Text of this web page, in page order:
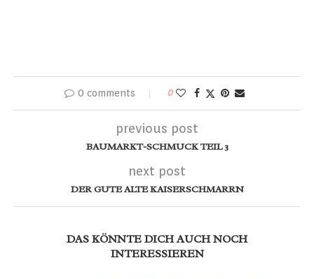
0 comments 0
previous post
BAUMARKT-SCHMUCK TEIL 3
next post
DER GUTE ALTE KAISERSCHMARRN
DAS KÖNNTE DICH AUCH NOCH
INTERESSIEREN